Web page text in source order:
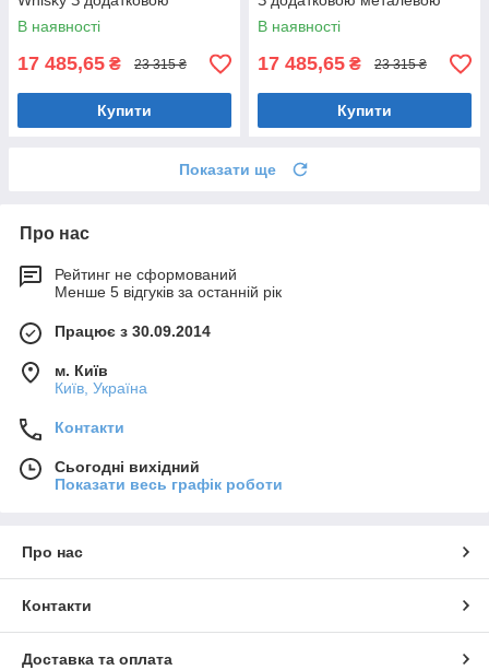
металевою цільнозварною
рамою Коричневий
В наявності
17 485,65 ₴ 23 315 ₴
Купити
цільнозварною рамою
Коричневий
В наявності
17 485,65 ₴ 23 315 ₴
Купити
Показати ще
Про нас
Рейтинг не сформований
Менше 5 відгуків за останній рік
Працює з 30.09.2014
м. Київ
Київ, Україна
Контакти
Сьогодні вихідний
Показати весь графік роботи
Про нас
Контакти
Доставка та оплата